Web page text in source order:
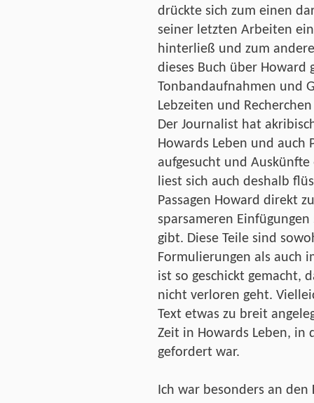
drückte sich zum einen
seiner letzten Arbeiten
hinterließ und zum
dieses Buch über Howard
Tonbandaufnahmen und
Lebzeiten und
Der Journalist hat
Howards Leben und auch
aufgesucht und
liest sich auch deshalb
Passagen Howard direkt
sparsameren
gibt. Diese Teile sind
Formulierungen als auch
ist so geschickt gemacht,
nicht verloren geht.
Text etwas zu breit
Zeit in Howards Leben, in
gefordert war.
Ich war besonders an